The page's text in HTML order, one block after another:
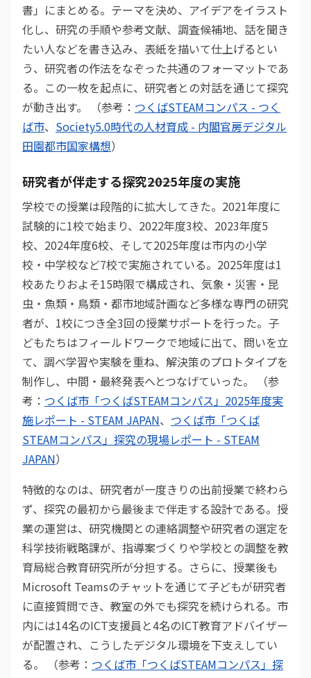
書」にまとめる。テーマを決め、アイデアをイラスト
化し、研究の手順や参考文献、調査候補地、話を聞き
たい人などを書き込み、表紙を描いて仕上げるとい
う、研究者の作法をなぞった共通のフォーマットであ
る。この一枚を起点に、研究者との対話を通じて探究
が動き出す。 （参考： つくばSTEAMコンパス - つく
ば市、 Society5.0時代の人材育成 - 内閣官房デジタル
田園都市国家構想）
研究者が伴走する探究――2025年度の実施
学校での授業は段階的に拡大してきた。2021年度に
試験的に1校で始まり、2022年度3校、2023年度5
校、2024年度6校、そして2025年度は市内の小学
校・中学校など7校で実施されている。2025年度は1
校あたりおよそ15時限で構成され、気象・災害・昆
虫・魚類・鳥類・都市地域計画など多様な専門の研究
者が、1校につき全3回の授業サポートを行った。子
どもたちはフィールドワークで地域に出て、問いを立
て、調べ学習や実験を重ね、解決策のプロトタイプを
制作し、中間・最終発表へとつなげていった。 （参
考： つくば市「つくばSTEAMコンパス」2025年度実
施レポート - STEAM JAPAN、 つくば市「つくば
STEAMコンパス」探究の現場レポート - STEAM
JAPAN）
特徴的なのは、研究者が一度きりの出前授業で終わら
ず、探究の最初から最後まで伴走する設計である。授
業の運営は、研究機関との連絡調整や研究者の選定を
科学技術戦略課が、指導案づくりや学校との調整を教
育局総合教育研究所が分担する。さらに、授業後も
Microsoft Teamsのチャットを通じて子どもが研究者
に直接質問でき、教室の外でも探究を続けられる。市
内には14名のICT支援員と4名のICT教育アドバイザー
が配置され、こうしたデジタル環境を下支えしてい
る。 （参考： つくば市「つくばSTEAMコンパス」探